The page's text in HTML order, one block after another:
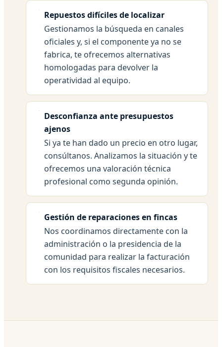
Repuestos difíciles de localizar
Gestionamos la búsqueda en canales
oficiales y, si el componente ya no se
fabrica, te ofrecemos alternativas
homologadas para devolver la
operatividad al equipo.
Desconfianza ante presupuestos
ajenos
Si ya te han dado un precio en otro lugar,
consúltanos. Analizamos la situación y te
ofrecemos una valoración técnica
profesional como segunda opinión.
Gestión de reparaciones en fincas
Nos coordinamos directamente con la
administración o la presidencia de la
comunidad para realizar la facturación
con los requisitos fiscales necesarios.